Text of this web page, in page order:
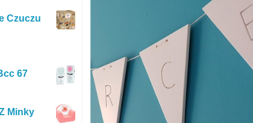
Czuczu
67
Minky